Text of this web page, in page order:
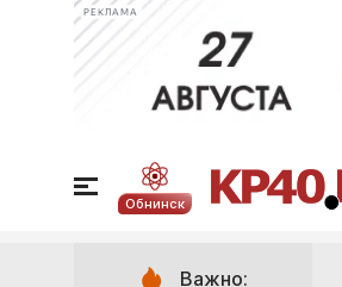
РЕКЛАМА
Обнинск
Важно: